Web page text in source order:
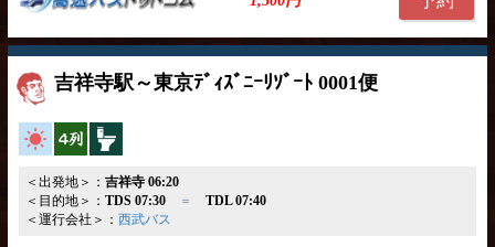
吉祥寺駅～東京ﾃﾞｨｽﾞﾆｰﾘｿﾞｰﾄ 0001便
高速バス
横4列
＜出発地＞： 吉祥寺 06:20
＜目的地＞： TDS 07:30＝ TDL 07:40
＜運行会社＞： 西武バス